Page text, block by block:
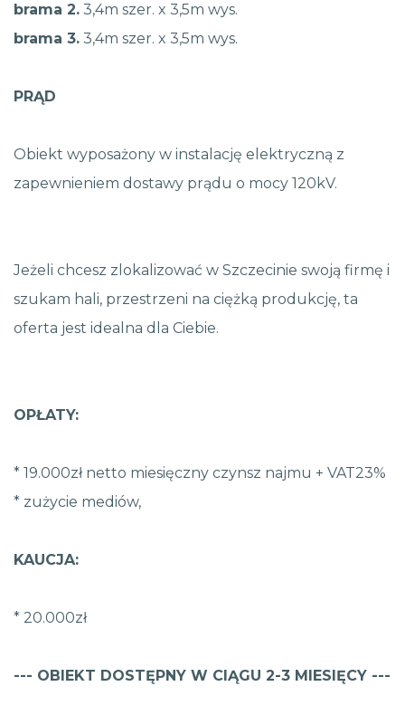
brama 2. 3,4m szer. x 3,5m wys.
brama 3. 3,4m szer. x 3,5m wys.
PRĄD
Obiekt wyposażony w instalację elektryczną z
zapewnieniem dostawy prądu o mocy 120kV.
Jeżeli chcesz zlokalizować w Szczecinie swoją firmę i
szukam hali, przestrzeni na ciężką produkcję, ta
oferta jest idealna dla Ciebie.
OPŁATY:
* 19.000zł netto miesięczny czynsz najmu + VAT23%
* zużycie mediów,
KAUCJA:
* 20.000zł
--- OBIEKT DOSTĘPNY W CIĄGU 2-3 MIESIĘCY ---